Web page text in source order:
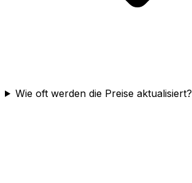
Wie oft werden die Preise aktualisiert?